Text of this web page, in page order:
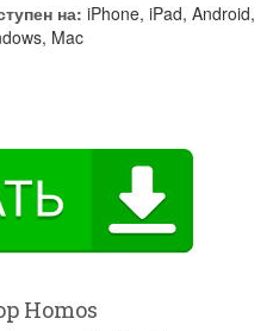
на: iPhone, iPad, Android,
Mac
Homos